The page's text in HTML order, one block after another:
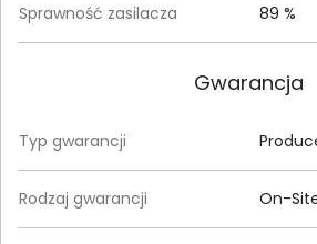
Sprawność zasilacza 89 %
Gwarancja
Typ gwarancji
Rodzaj gwarancji On-